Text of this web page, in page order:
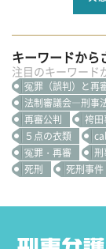
キーワードから
注目のキーワード
冤罪（誤判）と再
法制審議会―刑事
再審公判
袴田
５点の衣類
冤罪・再審
刑
死刑
死刑事件